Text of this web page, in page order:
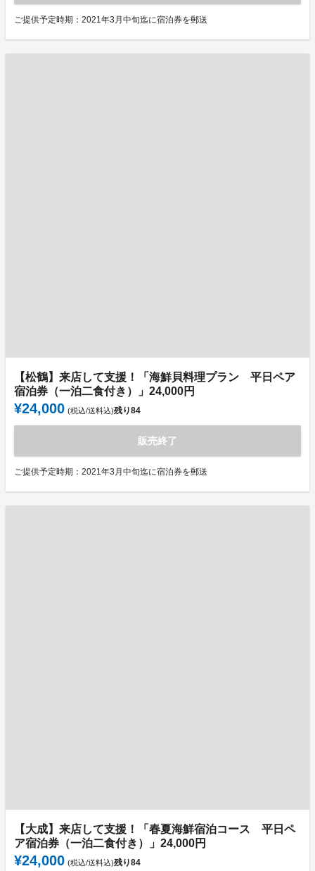
ご提供予定時期：2021年3月中旬迄に宿泊券を郵送
【松鶴】来店して支援！「海鮮貝料理プラン 平日ペア
宿泊券（一泊二食付き）」24,000円
¥24,000 (税込/送料込)残り84
販売終了
ご提供予定時期：2021年3月中旬迄に宿泊券を郵送
【大成】来店して支援！「春夏海鮮宿泊コース 平日ペ
ア宿泊券（一泊二食付き）」24,000円
¥24,000 (税込/送料込)残り84